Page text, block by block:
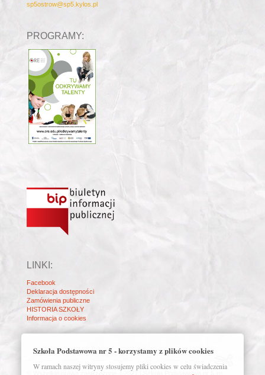
sp5ostrow@sp5.kylos.pl
PROGRAMY:
LINKI:
Facebook
Deklaracja dostępności
Zamówienia publiczne
HISTORIA SZKOŁY
Informacja o cookies
© Wszelkie prawa zastrzeżone. | 2021 | Szkoła Podstawowa nr 5 im.
Szkoła Podstawowa nr 5 - korzystamy z plików cookies
W ramach naszej witryny stosujemy pliki cookies w celu świadczenia